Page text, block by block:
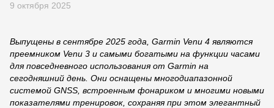
9 октября 2025
Выпущены в сентябре 2025 года, Garmin Venu 4 являются
преемником Venu 3 и самыми богатыми на функции часами
для повседневного использования от Garmin на
сегодняшний день. Они оснащены многодиапазонной
системой GNSS, встроенным фонариком и многими новыми
показателями тренировок, сохраняя при этом элегантный